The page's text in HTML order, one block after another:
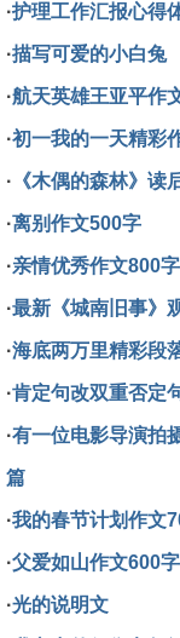
·护理工作汇报心得
·描写可爱的小白兔
·航天英雄王亚平作
·初一我的一天精彩
· 《木偶的森林》读
·离别作文500字
·亲情优秀作文800字
·最新《城南旧事》
·海底两万里精彩段
·肯定句改双重否定
·有一位电影导演拍
篇
·我的春节计划作文
·父爱如山作文600字
·光的说明文